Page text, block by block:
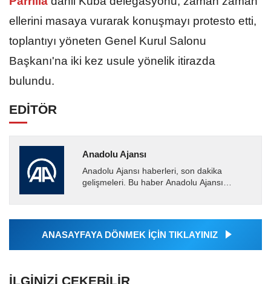
ellerini masaya vurarak konuşmayı protesto etti,
toplantıyı yöneten Genel Kurul Salonu
Başkanı'na iki kez usule yönelik itirazda
bulundu.
EDİTÖR
Anadolu Ajansı
Anadolu Ajansı haberleri, son dakika
gelişmeleri. Bu haber Anadolu Ajansı
tarafından geçilen tüm...
ANASAYFAYA DÖNMEK İÇİN TIKLAYINIZ
İLGINIZI ÇEKEBILIR